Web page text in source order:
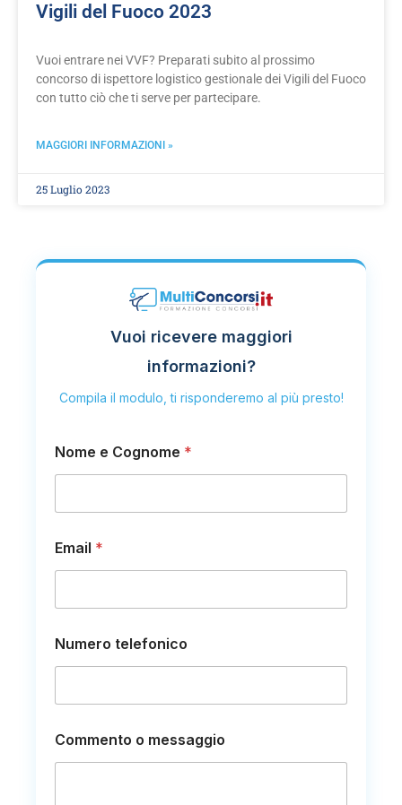
Vigili del Fuoco 2023
Vuoi entrare nei VVF? Preparati subito al prossimo
concorso di ispettore logistico gestionale dei Vigili del Fuoco
con tutto ciò che ti serve per partecipare.
MAGGIORI INFORMAZIONI »
25 Luglio 2023
Vuoi ricevere maggiori
informazioni?
Compila il modulo, ti risponderemo al più presto!
Nome e Cognome *
o
g
e
o
C
g
o
Email *
Numero telefonico
Commento o messaggio